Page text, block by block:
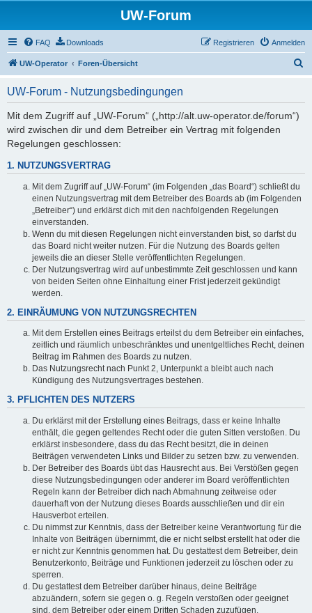
UW-Forum
FAQ Downloads Anmelden
Registrieren
UW-Operator Foren-Übersicht
UW-Forum - Nutzungsbedingungen
Mit dem Zugriff auf „UW-Forum“ („http://alt.uw-operator.de/forum“)
wird zwischen dir und dem Betreiber ein Vertrag mit folgenden
Regelungen geschlossen:
1. NUTZUNGSVERTRAG
Mit dem Zugriff auf „UW-Forum“ (im Folgenden „das Board“) schließt du
einen Nutzungsvertrag mit dem Betreiber des Boards ab (im Folgenden
„Betreiber“) und erklärst dich mit den nachfolgenden Regelungen
einverstanden.
Wenn du mit diesen Regelungen nicht einverstanden bist, so darfst du
das Board nicht weiter nutzen. Für die Nutzung des Boards gelten
jeweils die an dieser Stelle veröffentlichten Regelungen.
Der Nutzungsvertrag wird auf unbestimmte Zeit geschlossen und kann
von beiden Seiten ohne Einhaltung einer Frist jederzeit gekündigt
werden.
2. EINRÄUMUNG VON NUTZUNGSRECHTEN
Mit dem Erstellen eines Beitrags erteilst du dem Betreiber ein einfaches,
zeitlich und räumlich unbeschränktes und unentgeltliches Recht, deinen
Beitrag im Rahmen des Boards zu nutzen.
Das Nutzungsrecht nach Punkt 2, Unterpunkt a bleibt auch nach
Kündigung des Nutzungsvertrages bestehen.
3. PFLICHTEN DES NUTZERS
Du erklärst mit der Erstellung eines Beitrags, dass er keine Inhalte
enthält, die gegen geltendes Recht oder die guten Sitten verstoßen. Du
erklärst insbesondere, dass du das Recht besitzt, die in deinen
Beiträgen verwendeten Links und Bilder zu setzen bzw. zu verwenden.
Der Betreiber des Boards übt das Hausrecht aus. Bei Verstößen gegen
diese Nutzungsbedingungen oder anderer im Board veröffentlichten
Regeln kann der Betreiber dich nach Abmahnung zeitweise oder
dauerhaft von der Nutzung dieses Boards ausschließen und dir ein
Hausverbot erteilen.
Du nimmst zur Kenntnis, dass der Betreiber keine Verantwortung für die
Inhalte von Beiträgen übernimmt, die er nicht selbst erstellt hat oder die
er nicht zur Kenntnis genommen hat. Du gestattest dem Betreiber, dein
Benutzerkonto, Beiträge und Funktionen jederzeit zu löschen oder zu
sperren.
Du gestattest dem Betreiber darüber hinaus, deine Beiträge
abzuändern, sofern sie gegen o. g. Regeln verstoßen oder geeignet
sind, dem Betreiber oder einem Dritten Schaden zuzufügen.